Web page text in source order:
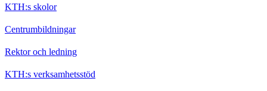
KTH:s skolor
Centrumbildningar
Rektor och ledning
KTH:s verksamhetsstöd